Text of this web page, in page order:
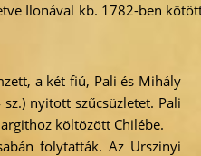
Ilonával kb. 1782-ben
a két fiú, Pali és Mihály
nyitott szűcsüzletet. Pali
költözött Chilébe.
folytatták. Az Urszinyi